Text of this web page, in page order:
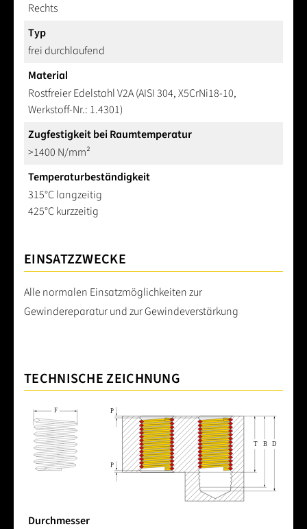
Rechts
Typ
frei durchlaufend
Material
Rostfreier Edelstahl V2A (AISI 304, X5CrNi18-10,
Werkstoff-Nr.: 1.4301)
Zugfestigkeit bei Raumtemperatur
>1400 N/mm²
Temperaturbeständigkeit
315°C langzeitig
425°C kurzzeitig
EINSATZZWECKE
Alle normalen Einsatzmöglichkeiten zur
Gewindereparatur und zur Gewindeverstärkung
TECHNISCHE ZEICHNUNG
Durchmesser